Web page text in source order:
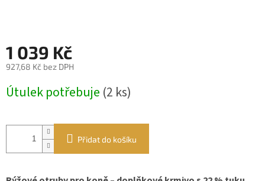
1 039 Kč
927,68 Kč bez DPH
Měrná
cena:
Útulek potřebuje (2 ks)
Přidat do košíku